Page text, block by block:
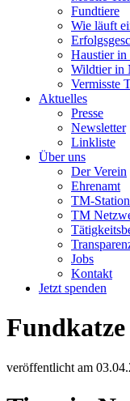
Fundtiere
Wie läuft
Haustier
Wildtier in
Vermisste
Aktuelles
Presse
Newsletter
Linkliste
Über uns
Der Verein
Ehrenamt
TM-
TM
Jobs
Kontakt
Jetzt spenden
veröffentlicht am